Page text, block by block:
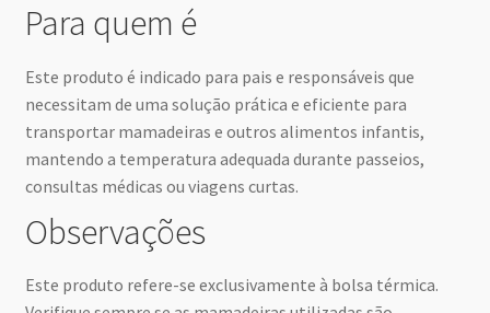
Para quem é
Este produto é indicado para pais e responsáveis que
necessitam de uma solução prática e eficiente para
transportar mamadeiras e outros alimentos infantis,
mantendo a temperatura adequada durante passeios,
consultas médicas ou viagens curtas.
Observações
Este produto refere-se exclusivamente à bolsa térmica.